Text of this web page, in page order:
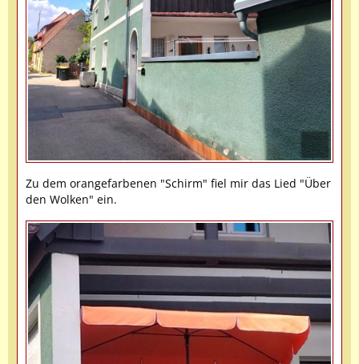
Zu dem orangefarbenen "Schirm" fiel mir das Lied "Über
den Wolken" ein.